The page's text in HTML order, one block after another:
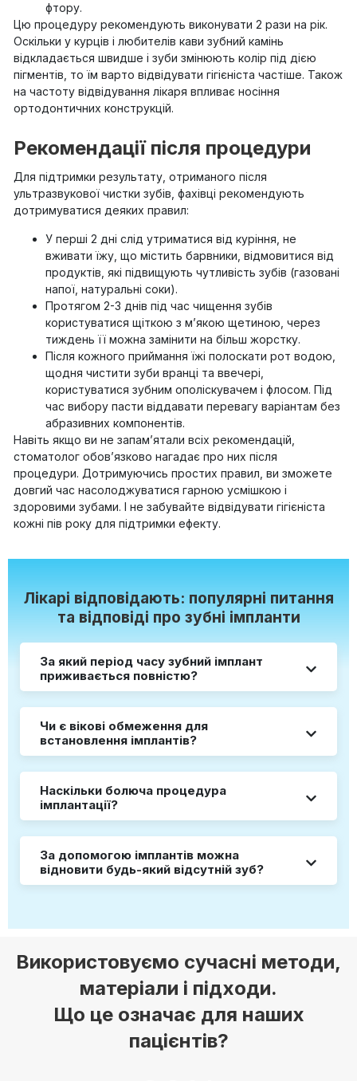
фтору.
Цю процедуру рекомендують виконувати 2 рази на рік.
Оскільки у курців і любителів кави зубний камінь
відкладається швидше і зуби змінюють колір під дією
пігментів, то їм варто відвідувати гігієніста частіше. Також
на частоту відвідування лікаря впливає носіння
ортодонтичних конструкцій.
Рекомендації після процедури
Для підтримки результату, отриманого після
ультразвукової чистки зубів, фахівці рекомендують
дотримуватися деяких правил:
У перші 2 дні слід утриматися від куріння, не
вживати їжу, що містить барвники, відмовитися від
продуктів, які підвищують чутливість зубів (газовані
напої, натуральні соки).
Протягом 2-3 днів під час чищення зубів
користуватися щіткою з м’якою щетиною, через
тиждень її можна замінити на більш жорстку.
Після кожного приймання їжі полоскати рот водою,
щодня чистити зуби вранці та ввечері,
користуватися зубним ополіскувачем і флосом. Під
час вибору пасти віддавати перевагу варіантам без
абразивних компонентів.
Навіть якщо ви не запам’ятали всіх рекомендацій,
стоматолог обов’язково нагадає про них після
процедури. Дотримуючись простих правил, ви зможете
довгий час насолоджуватися гарною усмішкою і
здоровими зубами. І не забувайте відвідувати гігієніста
кожні пів року для підтримки ефекту.
Лікарі відповідають: популярні питання
та відповіді про зубні імпланти
За який період часу зубний імплант
приживається повністю?
Чи є вікові обмеження для
встановлення імплантів?
Наскільки болюча процедура
імплантації?
За допомогою імплантів можна
відновити будь-який відсутній зуб?
Використовуємо сучасні методи,
матеріали і підходи.
Що це означає для наших
пацієнтів?